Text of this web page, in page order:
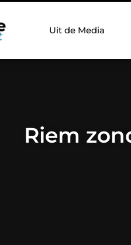
Uit de Media
Riem